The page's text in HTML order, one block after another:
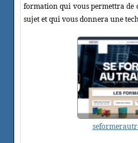
formation qui vous permettra de
sujet et qui vous donnera une